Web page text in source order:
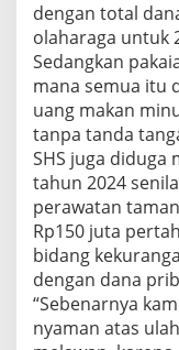
dengan total
olaharaga untuk
Sedangkan
mana semua itu
uang makan
tanpa tanda
SHS juga
tahun 2024
perawatan
Rp150 juta
bidang
dengan dana
“Sebenarnya
nyaman atas